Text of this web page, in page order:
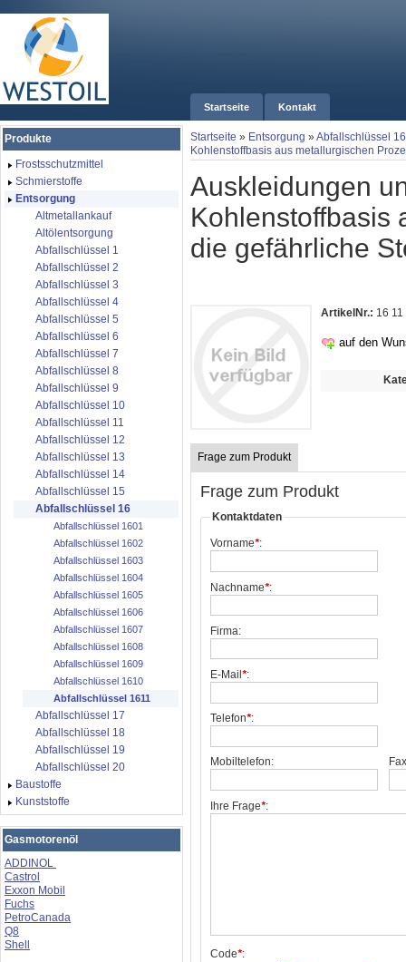
Startseite Kontakt
Startseite » Entsorgung »Abfallschlüssel 16
Kohlenstoffbasis aus metallurgischen
Auskleidungen
Kohlenstoffbasis
die ge­fährliche
ArtikelNr.: 16
auf den
Frage zum Produkt
Frage zum Produkt
Kontaktdaten
Vorname*:
Nachname*:
Firma:
E-Mail *:
Telefon*:
Mobiltelefon:
Ihre Frage*:
Code*:
Produkte
Frostsschutzmittel
Schmierstoffe
Entsorgung
Altmetallankauf
Altölentsorgung
Abfallschlüssel 1
Abfallschlüssel 2
Abfallschlüssel 3
Abfallschlüssel 4
Abfallschlüssel 5
Abfallschlüssel 6
Abfallschlüssel 7
Abfallschlüssel 8
Abfallschlüssel 9
Abfallschlüssel 10
Abfallschlüssel 11
Abfallschlüssel 12
Abfallschlüssel 13
Abfallschlüssel 14
Abfallschlüssel 15
Abfallschlüssel 16
Abfallschlüssel 1601
Abfallschlüssel 1602
Abfallschlüssel 1603
Abfallschlüssel 1604
Abfallschlüssel 1605
Abfallschlüssel 1606
Abfallschlüssel 1607
Abfallschlüssel 1608
Abfallschlüssel 1609
Abfallschlüssel 1610
Abfallschlüssel 1611
Abfallschlüssel 17
Abfallschlüssel 18
Abfallschlüssel 19
Abfallschlüssel 20
Baustoffe
Kunststoffe
Gasmotorenöl
ADDINOL
Castrol
Exxon Mobil
Fuchs
PetroCanada
Q8
Shell